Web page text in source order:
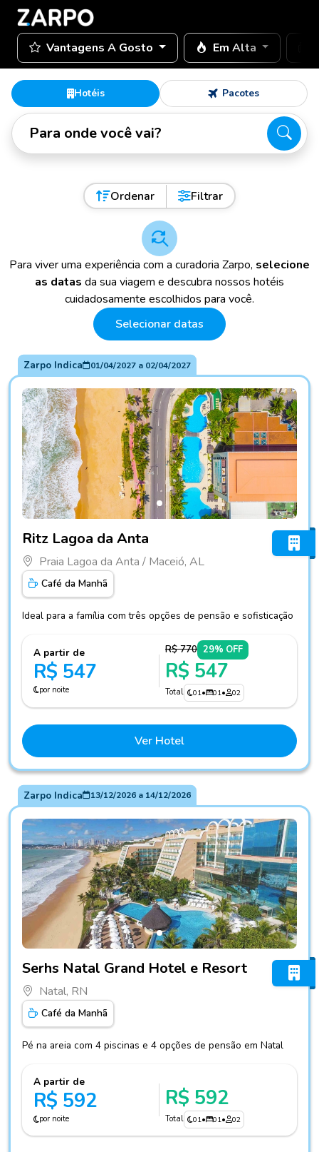
Vantagens A Gosto Em Alta
Hotéis Pacotes
Para onde você vai?
Ordenar Filtrar
Para viver uma experiência com a curadoria Zarpo, selecione
as datas da sua viagem e descubra nossos hotéis
cuidadosamente escolhidos para você.
Selecionar datas
Zarpo Indica 01/04/2027a 02/04/2027
Ritz Lagoa da Anta
Praia Lagoa da Anta / Maceió, AL
Café da Manhã
Ideal para a família com três opções de pensão e sofisticação
A partir de
R$ 547
por noite
R$ 770 29% OFF
R$ 547
Total 01• 01• 02
Ver Hotel
Zarpo Indica 13/12/2026a 14/12/2026
Serhs Natal Grand Hotel e Resort
Natal, RN
Café da Manhã
Pé na areia com 4 piscinas e 4 opções de pensão em Natal
A partir de
R$ 592
por noite
R$ 592
Total 01• 01• 02